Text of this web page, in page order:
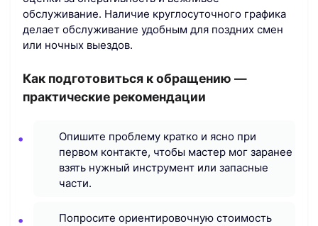
обслуживание. Наличие круглосуточного графика
делает обслуживание удобным для поздних смен
или ночных выездов.
Как подготовиться к обращению —
практические рекомендации
Опишите проблему кратко и ясно при
первом контакте, чтобы мастер мог заранее
взять нужный инструмент или запасные
части.
Попросите ориентировочную стоимость